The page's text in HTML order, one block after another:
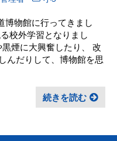
博物館に行ってきまし
校外学習となりまし
煙に大興奮したり、 改
んだりして、博物館を思
続きを読む